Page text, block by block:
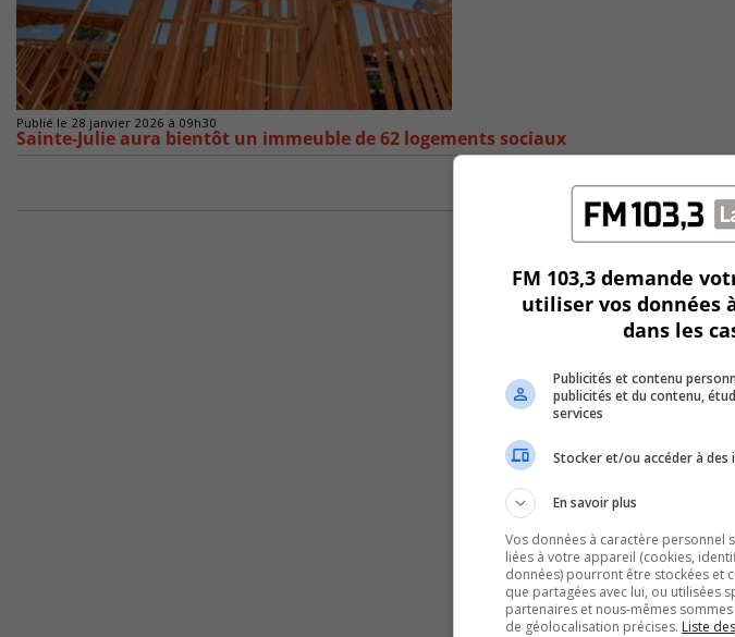
Publié le 28 janvier 2026 à 09h30
Sainte-Julie aura bientôt un immeuble de 62 logements sociaux
FM 103,3 demande
utiliser vos données
dans les
Publicités et contenu
publicités et du contenu,
services
Stocker et/ou accéder à
En savoir plus
Vos données à caractère personnel
liées à votre appareil (cookies,
données) pourront être stockées et
que partagées avec lui, ou utilisées
partenaires et nous-mêmes
de géolocalisation précises. Liste